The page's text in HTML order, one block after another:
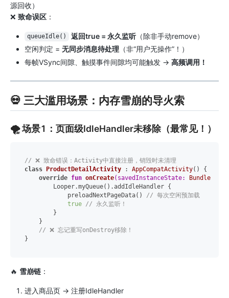
源回收）
❌ 致命误区 ：
queueIdle() 返回true = 永久监听（除非手动remove）
空闲判定 = 无同步消息待处理 （非“用户无操作”！）
每帧VSync间隙、触摸事件间隙均可能触发 → 高频调用！
💀 三大滥用场景：内存雪崩的导火索
🌪️ 场景1：页面级IdleHandler未移除（最常见！）
// ❌ 致命错误：Activity中直接注册，销毁时未清理
class
ProductDetailActivity : AppCompatActivity() {
override fun onCreate(savedInstanceState: Bundle
        Looper.myQueue().addIdleHandler {
            preloadNextPageData()
// 每次空闲预加载
true // 永久监听！
        }
    }
// ❌ 忘记重写onDestroy移除！
🔥 雪崩链 ：
进入商品页 → 注册IdleHandler